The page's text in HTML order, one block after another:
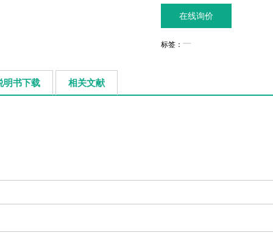
在线询价
标签：
明书下载 相关文献